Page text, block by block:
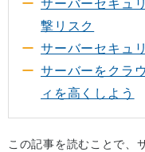
サーバーセキュ
撃リスク
サーバーセキュ
サーバーをクラ
ィを高くしよう
この記事を読むことで、